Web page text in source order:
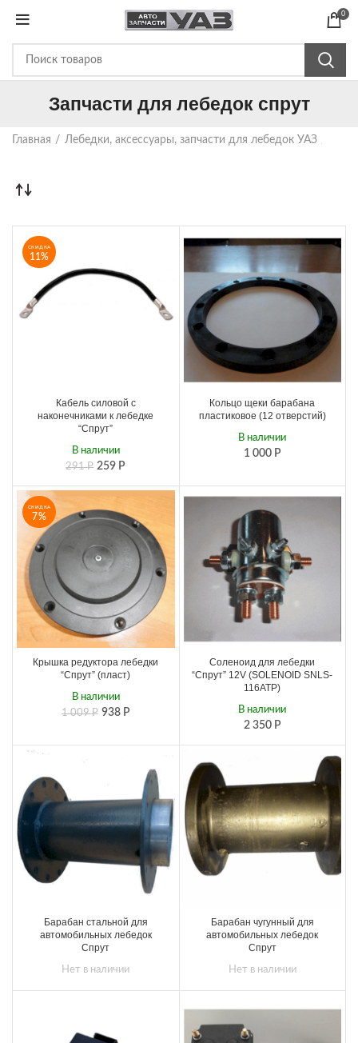
0
Запчасти для лебедок спрут
Главная Лебедки, аксессуары, запчасти для лебедок УАЗ
СКИДКА
11%
Кабель силовой с
наконечниками к лебедке
“Спрут”
291Р 259 Р
В наличии
Кольцо щеки барабана
пластиковое (12 отверстий)
1 000 Р
В наличии
СКИДКА
7%
Крышка редуктора лебедки
“Спрут” (пласт)
1 009Р 938 Р
В наличии
Соленоид для лебедки
“Спрут” 12V (SOLENOID SNLS-
116ATP)
2 350 Р
В наличии
Барабан стальной для
автомобильных лебедок
Спрут
Нет в наличии
Барабан чугунный для
автомобильных лебедок
Спрут
Нет в наличии